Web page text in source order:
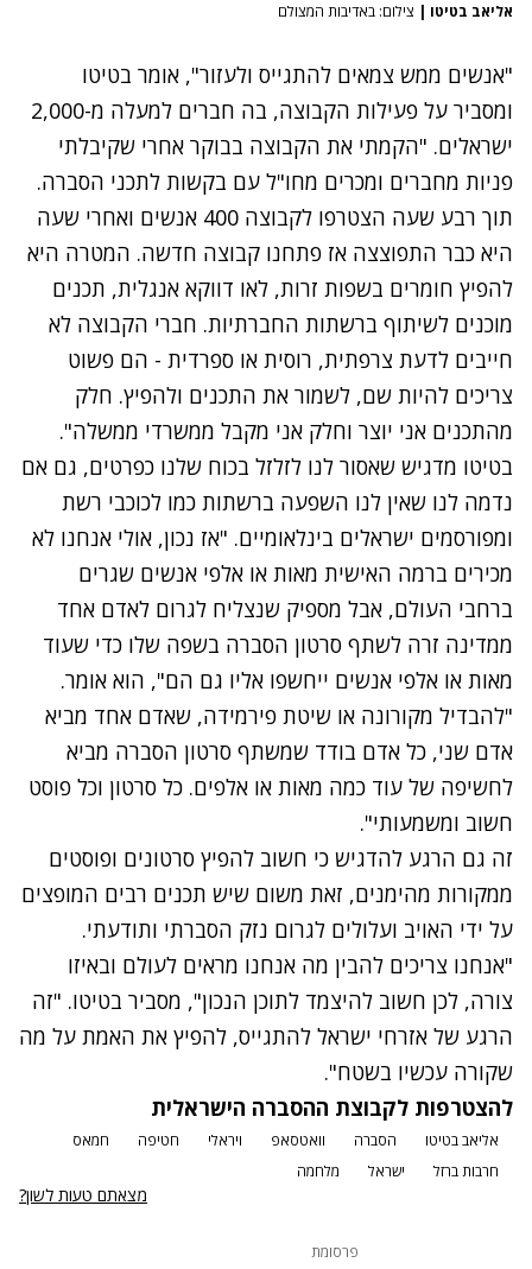
אליאב בטיטו צילום: באדיבות המצולם
"אנשים ממש צמאים להתגייס ולעזור", אומר בטיטו
ומסביר על פעילות הקבוצה, בה חברים למעלה מ-2,000
ישראלים. "הקמתי את הקבוצה בבוקר אחרי שקיבלתי
פניות מחברים ומכרים מחו"ל עם בקשות לתכני הסברה.
תוך רבע שעה הצטרפו לקבוצה 400 אנשים ואחרי שעה
היא כבר התפוצצה אז פתחנו קבוצה חדשה. המטרה היא
להפיץ חומרים בשפות זרות, לאו דווקא אנגלית, תכנים
מוכנים לשיתוף ברשתות החברתיות. חברי הקבוצה לא
חייבים לדעת צרפתית, רוסית או ספרדית - הם פשוט
צריכים להיות שם, לשמור את התכנים ולהפיץ. חלק
מהתכנים אני יוצר וחלק אני מקבל ממשרדי ממשלה".
בטיטו מדגיש שאסור לנו לזלזל בכוח שלנו כפרטים, גם אם
נדמה לנו שאין לנו השפעה ברשתות כמו לכוכבי רשת
ומפורסמים ישראלים בינלאומיים. "אז נכון, אולי אנחנו לא
מכירים ברמה האישית מאות או אלפי אנשים שגרים
ברחבי העולם, אבל מספיק שנצליח לגרום לאדם אחד
ממדינה זרה לשתף סרטון הסברה בשפה שלו כדי שעוד
מאות או אלפי אנשים ייחשפו אליו גם הם", הוא אומר.
"להבדיל מקורונה או שיטת פירמידה, שאדם אחד מביא
אדם שני, כל אדם בודד שמשתף סרטון הסברה מביא
לחשיפה של עוד כמה מאות או אלפים. כל סרטון וכל פוסט
חשוב ומשמעותי".
זה גם הרגע להדגיש כי חשוב להפיץ סרטונים ופוסטים
ממקורות מהימנים, זאת משום שיש תכנים רבים המופצים
על ידי האויב ועלולים לגרום נזק הסברתי ותודעתי.
"אנחנו צריכים להבין מה אנחנו מראים לעולם ובאיזו
צורה, לכן חשוב להיצמד לתוכן הנכון", מסביר בטיטו. "זה
הרגע של אזרחי ישראל להתגייס, להפיץ את האמת על מה
שקורה עכשיו בשטח".
להצטרפות לקבוצת ההסברה הישראלית
אליאב בטיטו הסברה וואטסאפ ויראלי חטיפה
חמאס
חרבות ברזל
ישראל מלחמה
מצאתם טעות לשון?
פרסומת